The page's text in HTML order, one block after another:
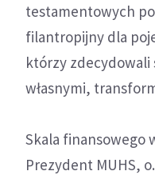
testamentowych
filantropijny dla
którzy zdecydowali
własnymi,
Skala finansowego
Prezydent MUHS,